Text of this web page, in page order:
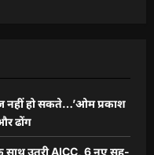
नहीं हो सकते…’ओम प्रकाश
ढोंग
के साथ उतरी AICC, 6 नए सह-